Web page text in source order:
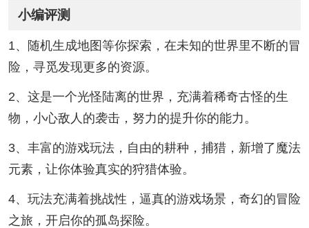
小编评测
1、随机生成地图等你探索，在未知的世界里不断的冒
险，寻觅发现更多的资源。
2、这是一个光怪陆离的世界，充满着稀奇古怪的生
物，小心敌人的袭击，努力的提升你的能力。
3、丰富的游戏玩法，自由的耕种，捕猎，新增了魔法
元素，让你体验真实的狩猎体验。
4、玩法充满着挑战性，逼真的游戏场景，奇幻的冒险
之旅，开启你的孤岛探险。